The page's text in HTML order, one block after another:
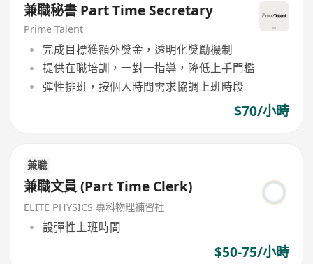
兼職秘書 Part Time Secretary
Prime Talent
完成目標獲額外獎金，透明化獎勵機制
提供在職培訓，一對一指導，降低上手門檻
彈性排班，按個人時間需求協調上班時段
$70/小時
兼職
兼職文員 (Part Time Clerk)
ELITE PHYSICS 專科物理補習社
設彈性上班時間
$50-75/小時